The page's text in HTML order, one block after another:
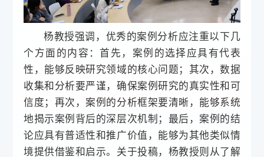
杨教授强调，优秀的案例分析应注重以下几
个方面的内容：首先，案例的选择应具有代表
性，能够反映研究领域的核心问题；其次，数据
收集和分析要严谨，确保案例研究的真实性和可
信度；再次，案例的分析框架要清晰，能够系统
地揭示案例背后的深层次机制；最后，案例的结
论应具有普适性和推广价值，能够为其他类似情
境提供借鉴和启示。 关于投稿，杨教授则从了解